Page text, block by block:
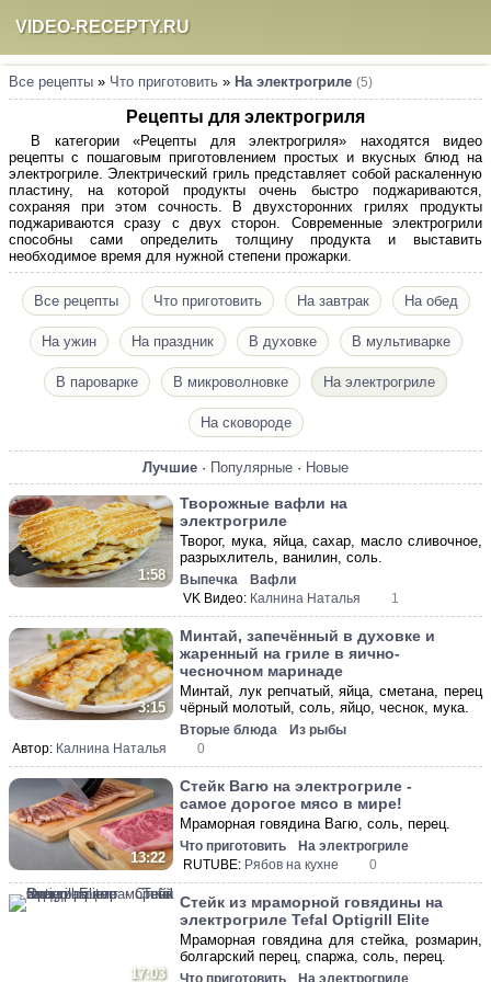
VIDEO-RECEPTY.RU
Все рецепты » Что приготовить » На электрогриле (5)
Рецепты для электрогриля
В категории «Рецепты для электрогриля» находятся видео
рецепты с пошаговым приготовлением простых и вкусных блюд на
электрогриле. Электрический гриль представляет собой раскаленную
пластину, на которой продукты очень быстро поджариваются,
сохраняя при этом сочность. В двухсторонних грилях продукты
поджариваются сразу с двух сторон. Современные электрогрили
способны сами определить толщину продукта и выставить
необходимое время для нужной степени прожарки.
Все рецепты Что приготовить На завтрак На обед
На ужин На праздник В духовке В мультиварке
В пароварке В микроволновке На электрогриле
На сковороде
Лучшие · Популярные · Новые
1:58
Творожные вафли на
электрогриле
Творог, мука, яйца, сахар, масло сливочное,
разрыхлитель, ванилин, соль.
Выпечка
Вафли
VK Видео: Калнина Наталья 1
3:15
Минтай, запечённый в духовке и
жаренный на гриле в яично-
чесночном маринаде
Минтай, лук репчатый, яйца, сметана, перец
чёрный молотый, соль, яйцо, чеснок, мука.
Вторые блюда
Из рыбы
Автор: Калнина Наталья 0
13:22
Стейк Вагю на электрогриле -
самое дорогое мясо в мире!
Мраморная говядина Вагю, соль, перец.
Что приготовить
На электрогриле
RUTUBE: Рябов на кухне 0
17:03
Стейк из мраморной говядины на
электрогриле Tefal Optigrill Elite
Мраморная говядина для стейка, розмарин,
болгарский перец, спаржа, соль, перец.
Что приготовить На электрогриле